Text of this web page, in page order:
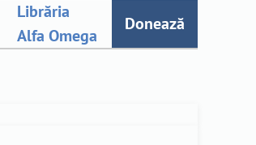
Librăria
Alfa Omega
Donează